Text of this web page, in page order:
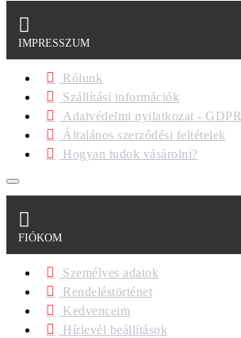
IMPRESSZUM
Rólunk
Szállítási információk
Adatvédelmi nyilatkozat - GDPR
Általános szerződési feltételek
Hogyan tudok vásárolni?
FIÓKOM
Személyes adatok
Rendeléstörténet
Kedvenceim
Hírlevél beállítások